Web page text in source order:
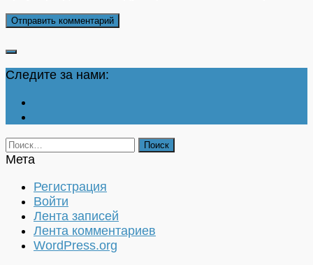
Следите за нами:
Найти:
Мета
Регистрация
Войти
Лента записей
Лента комментариев
WordPress.org